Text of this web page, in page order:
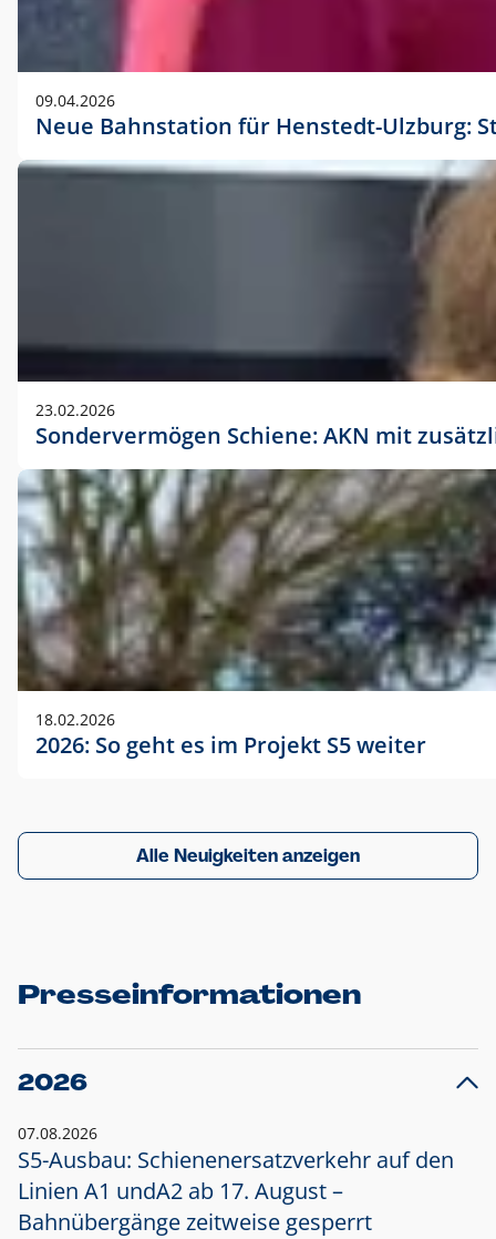
09.04.2026
Neue Bahnstation für Henstedt-Ulzburg:
23.02.2026
Sondervermögen Schiene: AKN mit
18.02.2026
2026: So geht es im Projekt S5 weiter
Alle Neuigkeiten anzeigen
Presseinformationen
2026
07.08.2026
S5-Ausbau: Schienenersatzverkehr auf den
Linien A1 undA2 ab 17. August –
Bahnübergänge zeitweise gesperrt